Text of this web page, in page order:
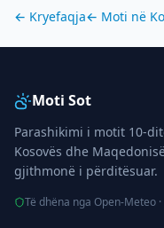
← Kryefaqja← Moti në
Moti Sot
Parashikimi i motit 10-
Kosovës dhe
gjithmonë i përditësuar.
Të dhëna nga Open-Meteo ·